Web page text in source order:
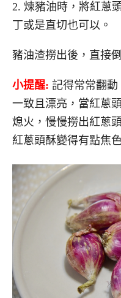
2. 煉豬油時，將紅蔥
丁或是直切也可以。
豬油渣撈出後，直接
小提醒: 記得常常翻
一致且漂亮，當紅蔥
熄火，慢慢撈出紅蔥
紅蔥頭酥變得有點焦